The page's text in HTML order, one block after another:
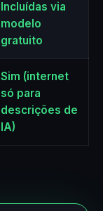
Incluídas via
modelo
gratuito
Sim (internet
só para
descrições de
IA)